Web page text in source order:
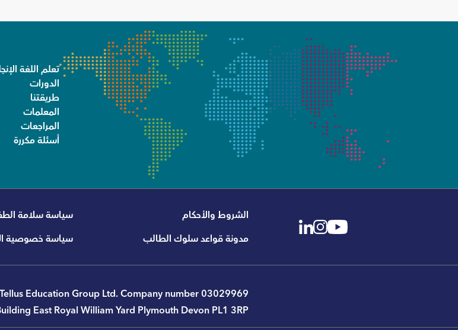
تعلم اللغة
الدورات
طريقتنا
المعلمات
المراجعات
أسئلة مكررة
الشروط والأحكام
مدونة قواعد سلوك الطالب
سياسة سلامة
سياسة خصوصية
Education Group Ltd. Company number 03029969
East Royal William Yard Plymouth Devon PL1 3RP